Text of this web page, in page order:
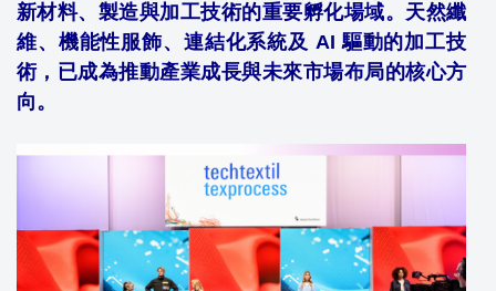
新材料、製造與加工技術的重要孵化場域。天然纖
維、機能性服飾、連結化系統及 AI 驅動的加工技
術，已成為推動產業成長與未來市場布局的核心方
向。